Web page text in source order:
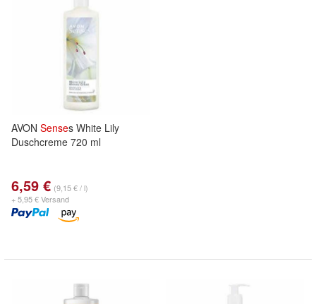
AVON Senses White Lily
Duschcreme 720 ml
6,59 € (9,15 € / l)
+ 5,95 € Versand